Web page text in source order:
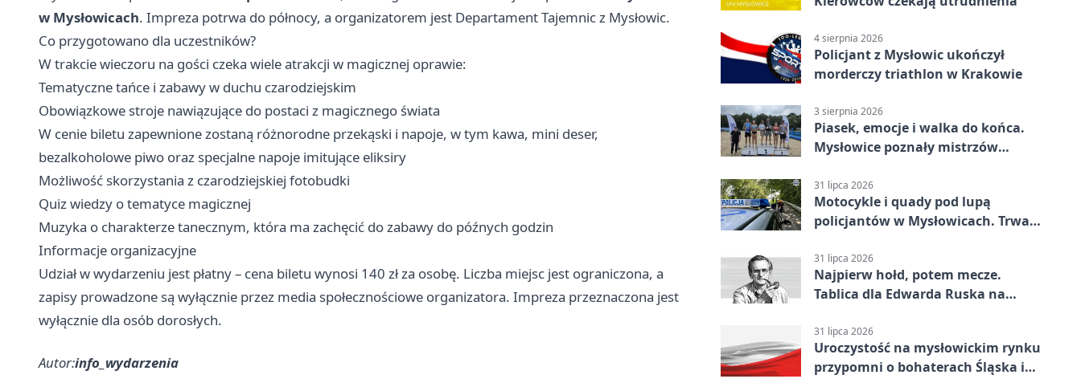
w Mysłowicach. Impreza potrwa do północy, a organizatorem jest Departament Tajemnic z Mysłowic.
Co przygotowano dla uczestników?
W trakcie wieczoru na gości czeka wiele atrakcji w magicznej oprawie:
Tematyczne tańce i zabawy w duchu czarodziejskim
Obowiązkowe stroje nawiązujące do postaci z magicznego świata
W cenie biletu zapewnione zostaną różnorodne przekąski i napoje, w tym kawa, mini deser,
bezalkoholowe piwo oraz specjalne napoje imitujące eliksiry
Możliwość skorzystania z czarodziejskiej fotobudki
Quiz wiedzy o tematyce magicznej
Muzyka o charakterze tanecznym, która ma zachęcić do zabawy do późnych godzin
Informacje organizacyjne
Udział w wydarzeniu jest płatny – cena biletu wynosi 140 zł za osobę. Liczba miejsc jest ograniczona, a
zapisy prowadzone są wyłącznie przez media społecznościowe organizatora. Impreza przeznaczona jest
wyłącznie dla osób dorosłych.
Autor:info_wydarzenia
4 sierpnia 2026
Policjant z Mysłowic ukończył
morderczy triathlon w Krakowie
3 sierpnia 2026
Piasek, emocje i walka do końca.
Mysłowice poznały mistrzów
31 lipca 2026
Motocykle i quady pod lupą
policjantów w Mysłowicach. Trwa
31 lipca 2026
Najpierw hołd, potem mecze.
Tablica dla Edwarda Ruska na
31 lipca 2026
Uroczystość na mysłowickim rynku
przypomni o bohaterach Śląska i